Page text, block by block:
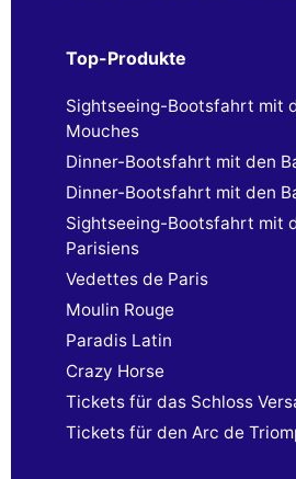
Top-Produkte
Sightseeing-Bootsfahrt mit
Mouches
Dinner-Bootsfahrt mit den
Dinner-Bootsfahrt mit den
Sightseeing-Bootsfahrt mit
Parisiens
Vedettes de Paris
Moulin Rouge
Paradis Latin
Crazy Horse
Tickets für das Schloss
Tickets für den Arc de